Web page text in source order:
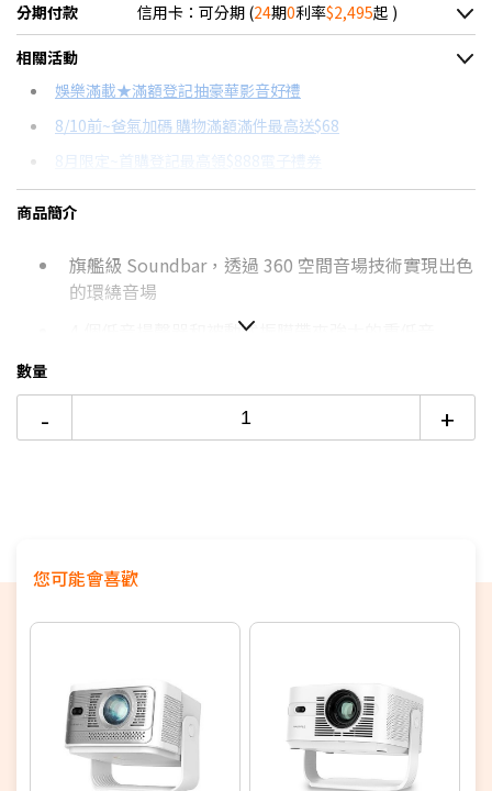
分期付款 信用卡：可分期 (24期0利率$2,495起 )
＊實際可分期數、適用利率，請以購物車顯示為主
信用卡分期
分期數
6期 0利率
12期 0利率
每期金額
$4,990
配合銀行/業者
7家銀行/業者
相關活動
娛樂滿載★滿額登記抽豪華影音好禮
8/10前~爸氣加碼 購物滿額滿件最高送$68
8月限定~首購登記最高領$888電子禮券
台灣大哥大Open Possible聯名卡滿額最高回饋25%
商品簡介
旗艦級 Soundbar，透過 360 空間音場技術實現出色
的環繞音場
4 個低音揚聲器和被動式振膜帶來強大的重低音
數量
- +
您可能會喜歡